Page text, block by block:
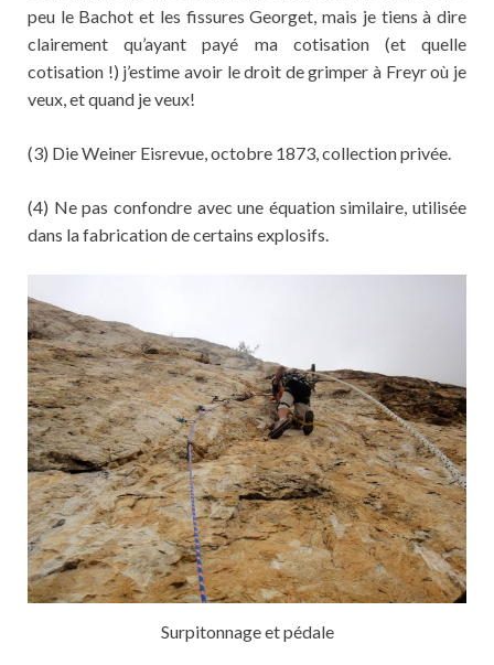
peu le Bachot et les fissures Georget, mais je tiens à dire
clairement qu’ayant payé ma cotisation (et quelle
cotisation !) j’estime avoir le droit de grimper à Freyr où je
veux, et quand je veux!
(3) Die Weiner Eisrevue, octobre 1873, collection privée.
(4) Ne pas confondre avec une équation similaire, utilisée
dans la fabrication de certains explosifs.
Surpitonnage et pédale